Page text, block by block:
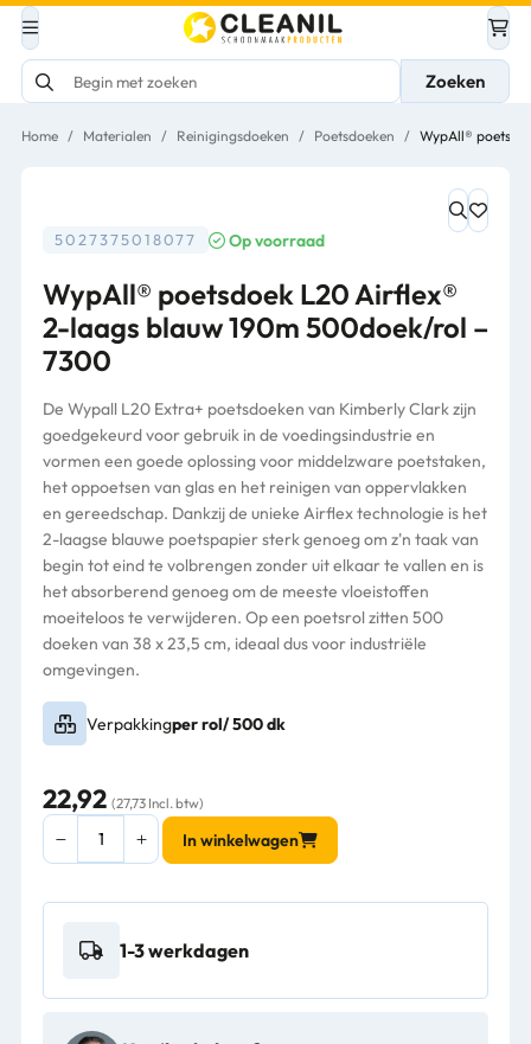
Zoeken
Home / Materialen / Reinigingsdoeken / Poetsdoeken / WypAll®
5027375018077 Op voorraad
WypAll® poetsdoek L20 Airflex®
2-laags blauw 190m 500doek/rol –
7300
De Wypall L20 Extra+ poetsdoeken van Kimberly Clark zijn
goedgekeurd voor gebruik in de voedingsindustrie en
vormen een goede oplossing voor middelzware poetstaken,
het oppoetsen van glas en het reinigen van oppervlakken
en gereedschap. Dankzij de unieke Airflex technologie is het
2-laagse blauwe poetspapier sterk genoeg om z'n taak van
begin tot eind te volbrengen zonder uit elkaar te vallen en is
het absorberend genoeg om de meeste vloeistoffen
moeiteloos te verwijderen. Op een poetsrol zitten 500
doeken van 38 x 23,5 cm, ideaal dus voor industriële
omgevingen.
Verpakkingper rol/ 500 dk
22,92 (27,73 Incl. btw)
WypAll®
poetsdoek
Airflex®
laags
500doek/rol
In winkelwagen
1-3 werkdagen